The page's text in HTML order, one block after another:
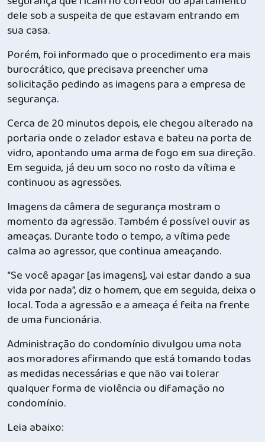
dele sob a suspeita de que estavam entrando em
sua casa.
Porém, foi informado que o procedimento era mais
burocrático, que precisava preencher uma
solicitação pedindo as imagens para a empresa de
segurança.
Cerca de 20 minutos depois, ele chegou alterado na
portaria onde o zelador estava e bateu na porta de
vidro, apontando uma arma de fogo em sua direção.
Em seguida, já deu um soco no rosto da vítima e
continuou as agressões.
Imagens da câmera de segurança mostram o
momento da agressão. Também é possível ouvir as
ameaças. Durante todo o tempo, a vítima pede
calma ao agressor, que continua ameaçando.
“Se você apagar [as imagens], vai estar dando a sua
vida por nada”, diz o homem, que em seguida, deixa o
local. Toda a agressão e a ameaça é feita na frente
de uma funcionária.
Administração do condomínio divulgou uma nota
aos moradores afirmando que está tomando todas
as medidas necessárias e que não vai tolerar
qualquer forma de violência ou difamação no
condomínio.
Leia abaixo: